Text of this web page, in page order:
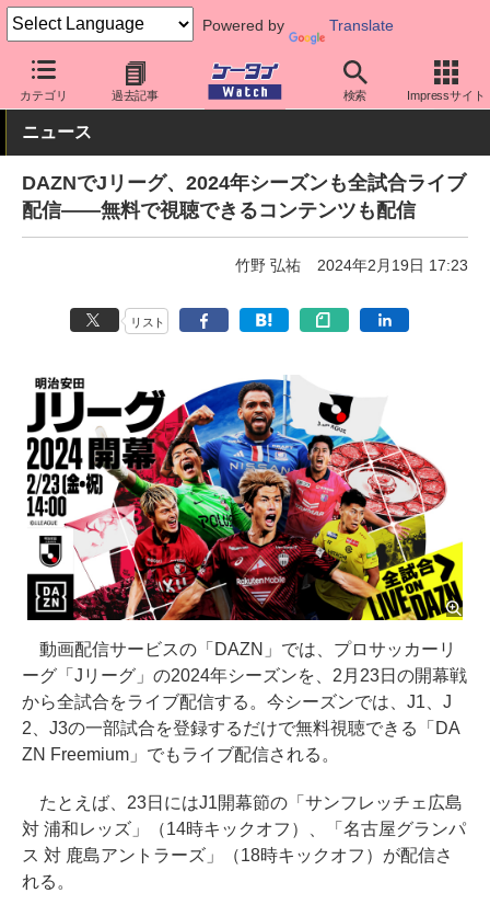
Powered by Translate
カテゴリ 過去記事 検索 Impressサイト
ケータイ Watch アプリ・サービス 動画・音楽・ゲーム
ニュース
DAZNでJリーグ、2024年シーズンも全試合ライブ
配信――無料で視聴できるコンテンツも配信
竹野 弘祐 2024年2月19日 17:23
リスト
動画配信サービスの「DAZN」では、プロサッカーリ
ーグ「Jリーグ」の2024年シーズンを、2月23日の開幕戦
から全試合をライブ配信する。今シーズンでは、J1、J
2、J3の一部試合を登録するだけで無料視聴できる「DA
ZN Freemium」でもライブ配信される。
たとえば、23日にはJ1開幕節の「サンフレッチェ広島
対 浦和レッズ」（14時キックオフ）、「名古屋グランパ
ス 対 鹿島アントラーズ」（18時キックオフ）が配信さ
れる。